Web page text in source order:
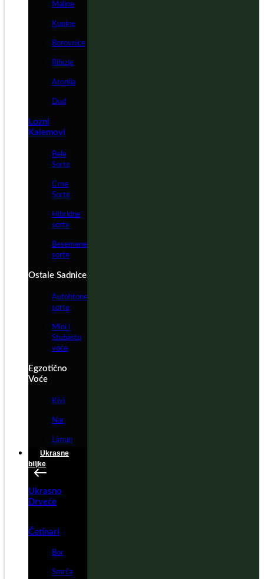
Maline
Kupine
Borovnice
Ribizle
Aronija
Dud
Lozni
Kalemovi
Bele
Sorte
Crne
Sorte
Hibridne
sorte
Besemene
sorte
Ostale Sadnice
Autohtone
sorte
Mini i
Stubasto
voće
Egzotično
Voće
Kivi
Nar
Limun
Ukrasne
biljke
Ukrasno
Drveće
Četinari
Bor
Smrča